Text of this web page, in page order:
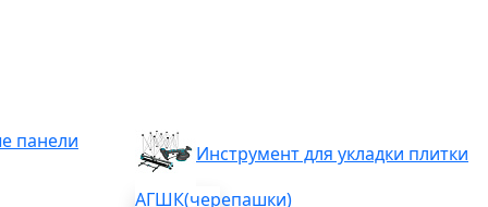
панели
Инструмент для укладки плитки
АГШК(черепашки)